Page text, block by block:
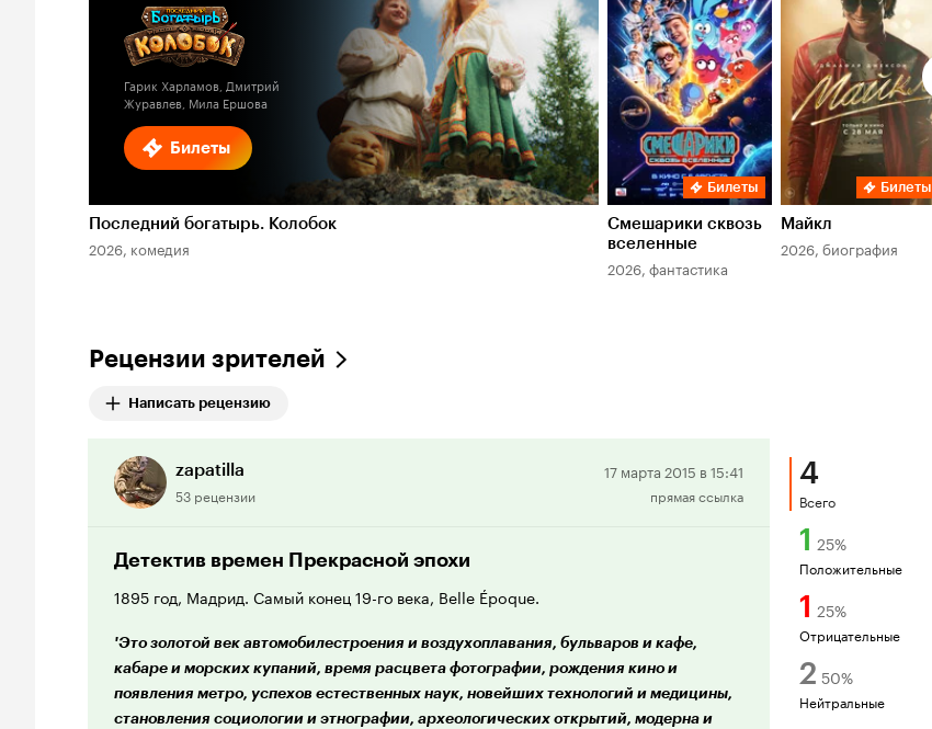
Билеты
Гарик Харламов, Дмитрий
Журавлев, Мила Ершова
Последний богатырь. Колобок
2026, комедия
Билеты
Смешарики сквозь
вселенные
2026, фантастика
Билеты
Майкл
2026, биография
Рецензии зрителей
Написать рецензию
zapatilla
53 рецензии
Положительная
рецензия
17 марта 2015 в 15:41
прямая ссылка
Детектив времен Прекрасной эпохи
1895 год, Мадрид. Самый конец 19-го века, Belle Époque.
'Это золотой век автомобилестроения и воздухоплавания, бульваров и кафе,
кабаре и морских купаний, время расцвета фотографии, рождения кино и
появления метро, успехов естественных наук, новейших технологий и медицины,
становления социологии и этнографии, археологических открытий, модерна и
4
Всего
1 25%
Положительные
1 25%
Отрицательные
2 50%
Нейтральные